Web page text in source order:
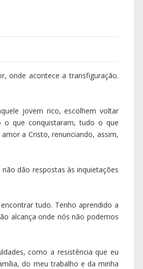
onde acontece a transfiguração.
jovem rico, escolhem voltar
que conquistaram, tudo o que
a Cristo, renunciando, assim,
dão respostas às inquietações
tudo. Tenho aprendido a
alcança onde nós não podemos
como a resistência que eu
do meu trabalho e da minha